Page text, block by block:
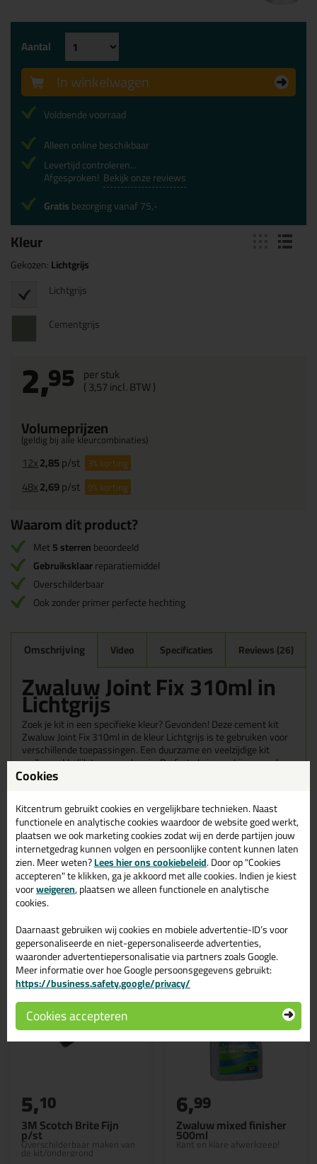
Kleur
Gekozen:Lichtgrijs
Lichtgrijs
Cementgrijs
2,95 per stuk
(3,57incl. BTW )
Volumeprijzen
(geldig bij alle kleurcombinaties)
12x2,85p/st 3%korting
48x2,69p/st 9%korting
Aantal
In winkelwagen
Voldoende voorraad
Alleen online beschikbaar
Levertijd controleren...
Afgesproken! Bekijk onze reviews
Gratisbezorging vanaf 75,-
Waarom dit product?
Met5 sterrenbeoordeeld
Gebruiksklaarreparatiemiddel
Overschilderbaar
Ook zonder primer perfecte hechting
Omschrijving Video Specificaties Reviews (26)
Zwaluw Joint Fix 310ml in
Lichtgrijs
Zoek je kit in een specifieke kleur? Gevonden! Deze cement kit
Zwaluw Joint Fix 310ml in de kleur Lichtgrijs is te gebruiken voor
verschillende toepassingen. Een duurzame en veelzijdige kit
welke makkelijk te verwerken is. Perfect als je een bijpassende
kleur zoekt met gegarandeerd een topresultaat. Bestel de Zwaluw
werkdagen besteld = morgen in huis.
Wil je meer weten over de toepassing en kenmerken van dit
product?Lees alles over dit product >
Gerelateerde producten
3M Scotch Brite Fijn
p/st
Overschilderbaar maken van
de kit/ondergrond
5,10
Zwaluw mixed finisher
500ml
Kant en klare afwerkzeep!
6,99
Cookies
Kitcentrum gebruikt cookies en vergelijkbare technieken. Naast
functionele en analytische cookies waardoor de website goed werkt,
plaatsen we ook marketing cookies zodat wij en derde partijen jouw
internetgedrag kunnen volgen en persoonlijke content kunnen laten
zien. Meer weten?Lees hier ons cookiebeleid. Door op "Cookies
accepteren" te klikken, ga je akkoord met alle cookies. Indien je kiest
voorweigeren, plaatsen we alleen functionele en analytische
cookies.
Daarnaast gebruiken wij cookies en mobiele advertentie-ID’s voor
gepersonaliseerde en niet-gepersonaliseerde advertenties,
waaronder advertentiepersonalisatie via partners zoals Google.
Meer informatie over hoe Google persoonsgegevens gebruikt:
https://business.safety.google/privacy/
Cookies accepteren